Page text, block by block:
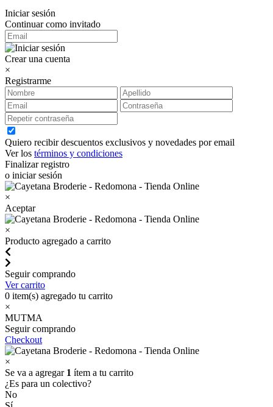
Iniciar sesión
Continuar como invitado
Crear una cuenta
×
Registrarme
Quiero recibir descuentos exclusivos y novedades por email
Ver los términos y condiciones
Finalizar registro
o iniciar sesión
×
Aceptar
×
Producto agregado a carrito
Seguir comprando
Ver carrito
0 item(s) agregado tu carrito
×
MUTMA
Seguir comprando
Checkout
×
Se va a agregar 1 ítem a tu carrito
¿Es para un colectivo?
No